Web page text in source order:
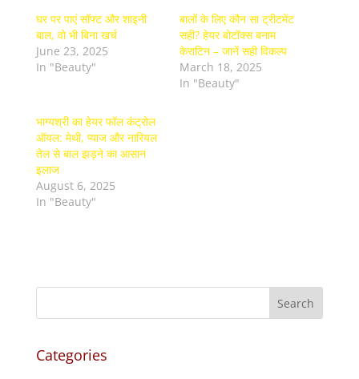
घर पर पाएं सॉफ्ट और शाइनी
बाल, वो भी बिना खर्च
June 23, 2025
In "Beauty"
बालों के लिए कौन सा ट्रीटमेंट
सही? हेयर बोटॉक्स बनाम
केराटिन – जानें सही विकल्प
March 18, 2025
In "Beauty"
भाग्यश्री का हेयर फॉल कंट्रोल
ऑयल: मेथी, प्याज और नारियल
तेल से बाल झड़ने का आसान
इलाज
August 6, 2025
In "Beauty"
Categories